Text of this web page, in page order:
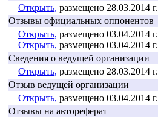
Открыть, размещено 28.03.2014 г.
Отзывы официальных оппонентов
Открыть, размещено 03.04.2014 г.
Открыть, размещено 03.04.2014 г.
Сведения о ведущей организации
Открыть, размещено 28.03.2014 г.
Отзыв ведущей организации
Открыть, размещено 03.04.2014 г.
Отзывы на автореферат